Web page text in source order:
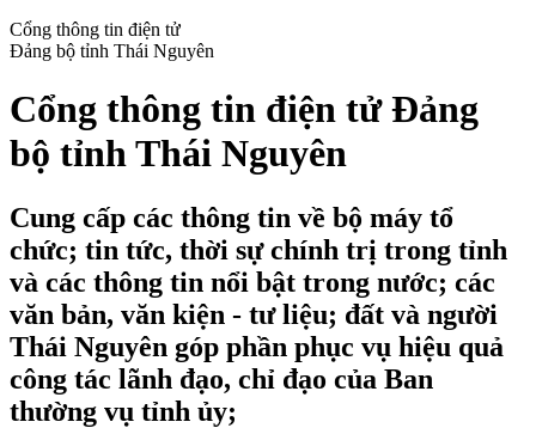
Cổng thông tin điện tử
Đảng bộ tỉnh Thái Nguyên
Cổng thông tin điện tử Đảng
bộ tỉnh Thái Nguyên
Cung cấp các thông tin về bộ máy tổ
chức; tin tức, thời sự chính trị trong tỉnh
và các thông tin nổi bật trong nước; các
văn bản, văn kiện - tư liệu; đất và người
Thái Nguyên góp phần phục vụ hiệu quả
công tác lãnh đạo, chỉ đạo của Ban
thường vụ tỉnh ủy;